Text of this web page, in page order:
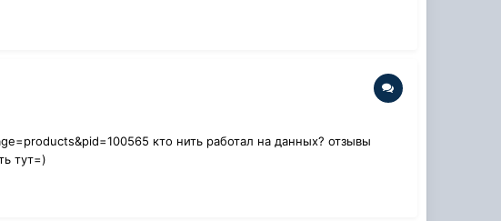
кто нить работал на данных? отзывы
тут=)